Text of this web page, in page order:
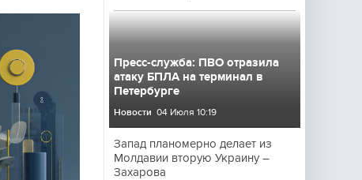
Пресс-служба: ПВО отразила
атаку БПЛА на терминал в
Петербурге
Новости 04 Июля 10:19
Запад планомерно делает из
Молдавии вторую Украину –
Захарова